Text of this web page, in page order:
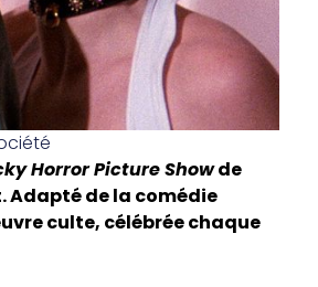
Horror Picture Showde
Adapté de la comédie
culte, célébrée chaque